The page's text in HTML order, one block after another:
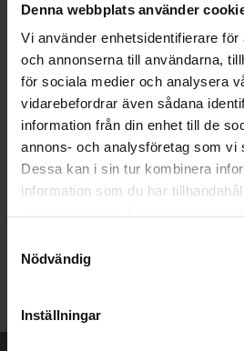
Denna webbplats använder
Vi använder enhetsidentifierare
och annonserna till användarna,
för sociala medier och analysera
vidarebefordrar även sådana
information från din enhet till de
annons- och analysföretag som vi
Dessa kan i sin tur kombinera
information som du har
Nödvändig
Inställningar
väljare. Här är det
partiledarstilen som går
statsvetaren Jenny
tråkig partiledare i foträta
känslomässig spelevink i
Ledarskap
Text:Fredrik Kullberg